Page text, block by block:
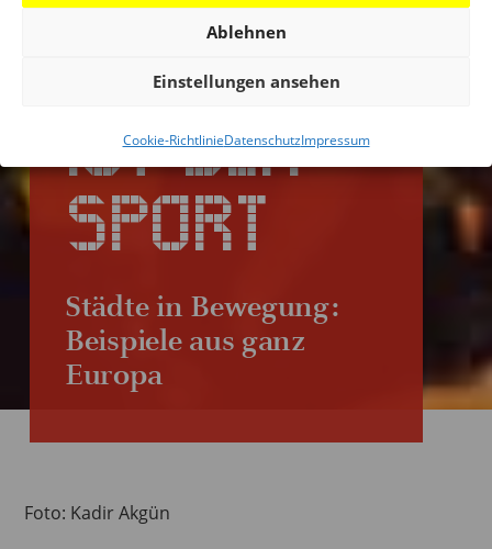
Ablehnen
Einstellungen ansehen
Cookie-RichtlinieDatenschutzImpressum
DIE STADT
IST DER
SPORT
Städte in Bewegung:
Beispiele aus ganz
Europa
Foto: Kadir Akgün